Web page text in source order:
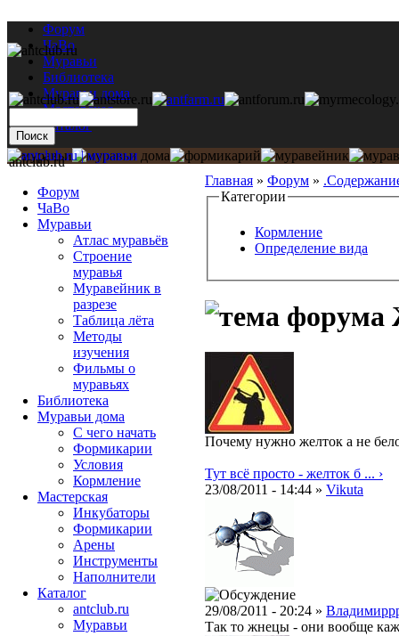
Форум
ЧаВо
Муравьи
Библиотека
Муравьи дома
Мастерская
Каталог
Главная » Форум »
Категории
Кормление
Определение вида
Почему нужно желток а не
Тут всё просто - желток б ... ›
23/08/2011 - 14:44 » Vikuta
29/08/2011 - 20:24 »
Так то жнецы - они вообще
antclub.ru
Форум
ЧаВо
Муравьи
Атлас муравьёв
Строение
муравья
Муравейник в
разрезе
Таблица лёта
Методы
изучения
Фильмы о
муравьях
Библиотека
Муравьи дома
С чего начать
Формикарии
Условия
Кормление
Мастерская
Инкубаторы
Формикарии
Арены
Инструменты
Наполнители
Каталог
antclub.ru
Муравьи